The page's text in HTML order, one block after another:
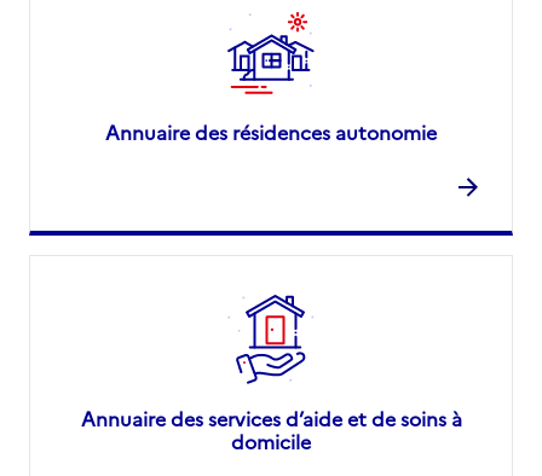
Annuaire des résidences autonomie
Annuaire des services d’aide et de soins à
domicile